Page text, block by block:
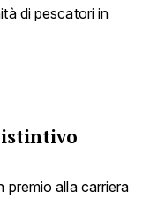
di pescatori in
istintivo
premio alla carriera